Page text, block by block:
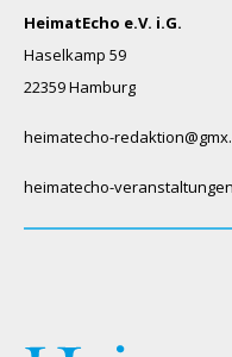
HeimatEcho e.V. i.G.
Haselkamp 59
22359 Hamburg
heimatecho-
heimatecho-